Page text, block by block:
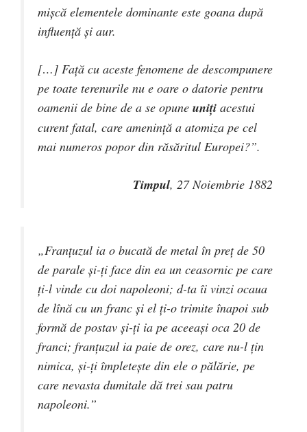
mişcă elementele dominante este goana după
influenţă şi aur.
[…] Faţă cu aceste fenomene de descompunere
pe toate terenurile nu e oare o datorie pentru
oamenii de bine de a se opune uniţi acestui
curent fatal, care ameninţă a atomiza pe cel
mai numeros popor din răsăritul Europei?”.
Timpul, 27 Noiembrie 1882
„Franţuzul ia o bucată de metal în preţ de 50
de parale şi-ţi face din ea un ceasornic pe care
ţi-l vinde cu doi napoleoni; d-ta îi vinzi ocaua
de lînă cu un franc şi el ţi-o trimite înapoi sub
formă de postav şi-ţi ia pe aceeaşi oca 20 de
franci; franţuzul ia paie de orez, care nu-l ţin
nimica, şi-ţi împleteşte din ele o pălărie, pe
care nevasta dumitale dă trei sau patru
napoleoni.”